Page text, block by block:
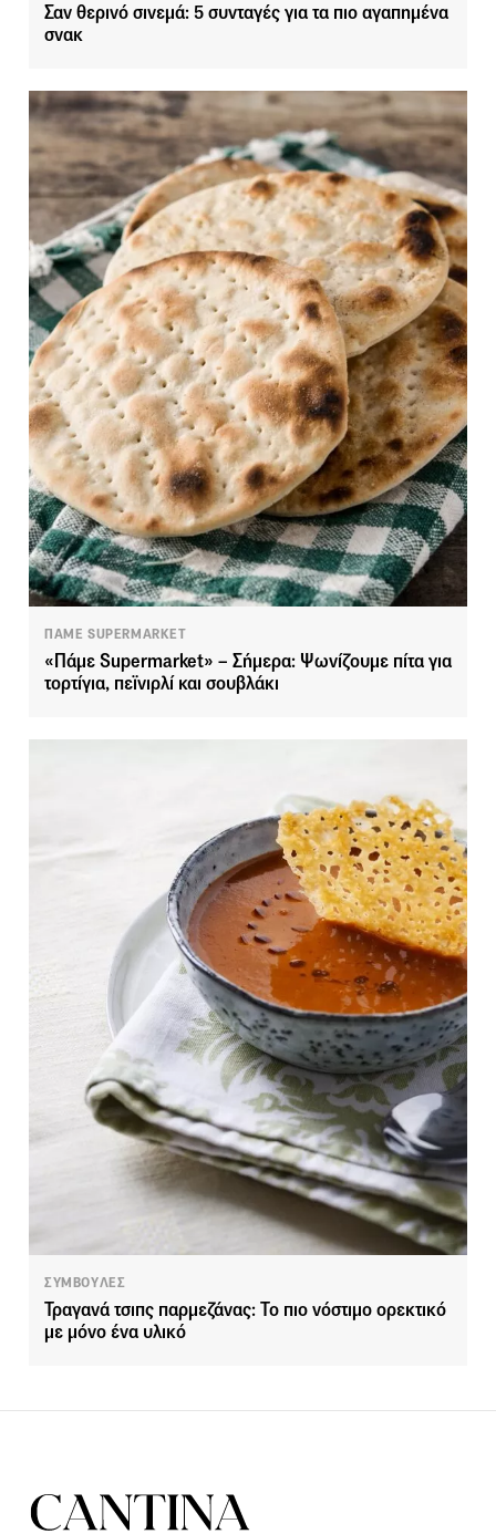
Σαν θερινό σινεμά: 5 συνταγές για τα πιο αγαπημένα
σνακ
ΠΑΜΕ SUPERMARKET
«Πάμε Supermarket» – Σήμερα: Ψωνίζουμε πίτα για
τορτίγια, πεϊνιρλί και σουβλάκι
ΣΥΜΒΟΥΛΕΣ
Τραγανά τσιπς παρμεζάνας: Το πιο νόστιμο ορεκτικό
με μόνο ένα υλικό